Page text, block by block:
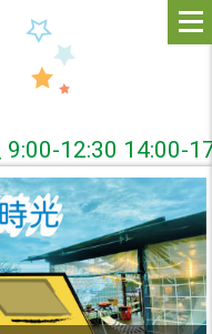
12:30 14:00-